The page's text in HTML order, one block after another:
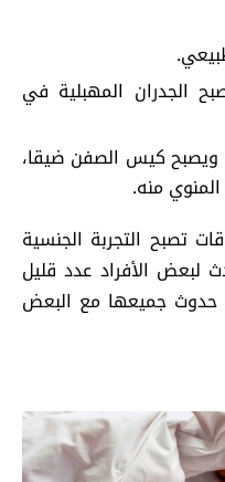
الجدران المهبلية في
ويصبح كيس الصفن ضيقا،
منه.
تصبح التجربة الجنسية
الأفراد عدد قليل
حدوث جميعها مع البعض